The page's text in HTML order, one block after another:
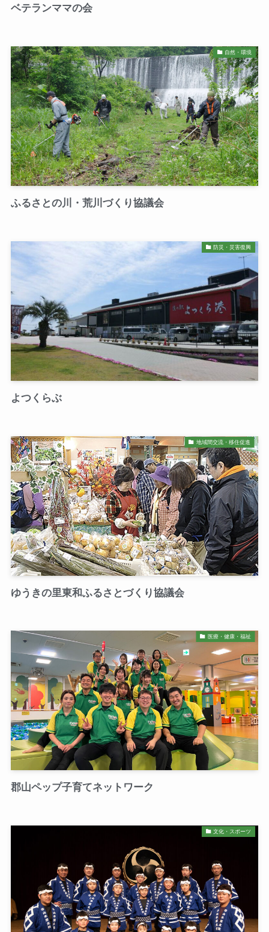
ベテランママの会
自然・環境
ふるさとの川・荒川づくり協議会
防災・災害復興
よつくらぶ
地域間交流・移住促進
ゆうきの里東和ふるさとづくり協議会
医療・健康・福祉
郡山ペップ子育てネットワーク
文化・スポーツ